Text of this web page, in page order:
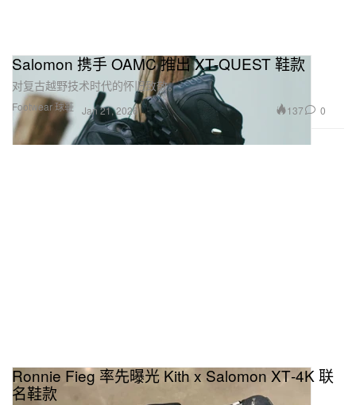
Footwear 球鞋
Salomon 携手 OAMC 推出 XT-QUEST 鞋款
对复古越野技术时代的怀旧致敬。
Jan 21, 2026 137 0
Ronnie Fieg 率先曝光 Kith x Salomon XT‑4K 联
名鞋款